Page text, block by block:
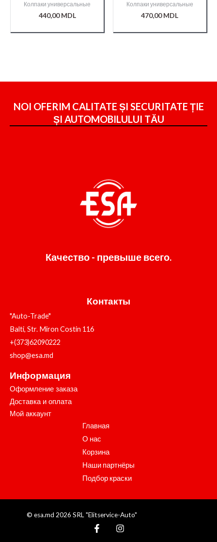
Колпаки универсальные
440,00MDL
Колпаки универсальные
470,00MDL
NOI OFERIM CALITATE ȘI SECURITATE ȚIE
ȘI AUTOMOBILULUI TĂU
Качество - превыше всего.
Контакты
"Auto-Trade"
Balti, Str. Miron Costin 116
+(373)62090222
shop@esa.md
Информация
Оформление заказа
Доставка и оплата
Мой аккаунт
Главная
О нас
Корзина
Наши партнёры
Подбор краски
© esa.md 2026 SRL "Elitservice-Auto"